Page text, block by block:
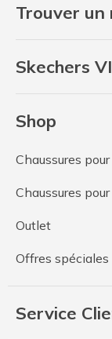
Trouver un
Skechers
Shop
Chaussures
Chaussures
Outlet
Offres spéciales
Service